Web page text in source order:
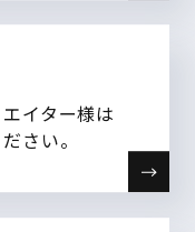
イター様は
さい。